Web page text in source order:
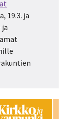
19.3. ja